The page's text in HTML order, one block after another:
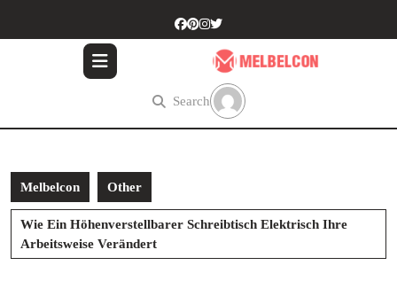
Search
Melbelcon Other
Wie Ein Höhenverstellbarer Schreibtisch Elektrisch Ihre
Arbeitsweise Verändert